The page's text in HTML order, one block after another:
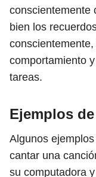
conscientemente
bien los
comportamiento
tareas.
Ejemplos
Algunos
cantar una
su computadora